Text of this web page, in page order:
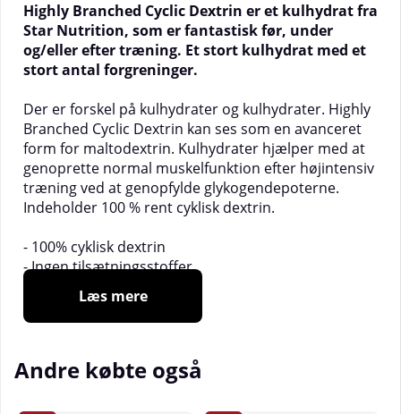
Highly Branched Cyclic Dextrin er et kulhydrat fra
Star Nutrition, som er fantastisk før, under
og/eller efter træning. Et stort kulhydrat med et
stort antal forgreninger.
Der er forskel på kulhydrater og kulhydrater. Highly
Branched Cyclic Dextrin kan ses som en avanceret
form for maltodextrin. Kulhydrater hjælper med at
genoprette normal muskelfunktion efter højintensiv
træning ved at genopfylde glykogendepoterne.
Indeholder 100 % rent cyklisk dextrin.
- 100% cyklisk dextrin
- Ingen tilsætningsstoffer
- Genopretter muskelfunktionen
- God opløselighed i vand
- Før, under og efter træning
Kulhydrater er en stor familie af forskellige
molekyler, og de er ikke alle skabt lige. Nogle er
Læs mere
Andre købte også